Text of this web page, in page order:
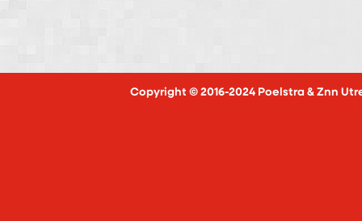
Copyright © 2016-2024 Poelstra & Znn